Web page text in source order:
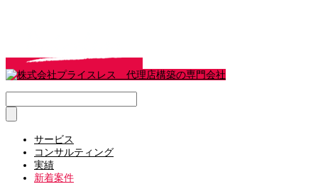
サービス
コンサルティング
実績
新着案件